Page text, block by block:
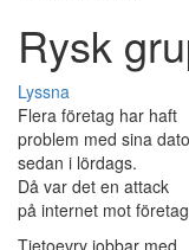
Rysk
Lyssna
Flera företag har haft
problem med sina
sedan i lördags.
Då var det en attack
på internet mot